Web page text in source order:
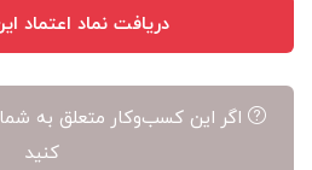
دریافت نماد اعتماد
اگر این کسب‌وکار متعلق به
کنید